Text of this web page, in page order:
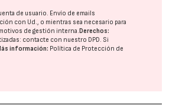
de usuario. Envío de emails
con Ud., o mientras sea necesario para
de gestión interna.Derechos:
contacte con nuestro DPD. Si
información: Política de Protección de